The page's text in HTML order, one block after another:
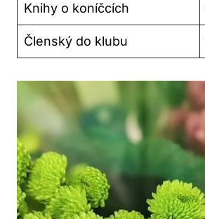
Knihy o koníčcích
Členský do klubu